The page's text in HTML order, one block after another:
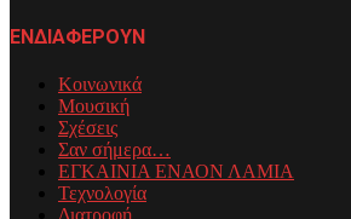
ΕΝΔΙΑΦΕΡΟΥΝ
Κοινωνικά
Μουσική
Σχέσεις
Σαν σήμερα…
ΕΓΚΑΙΝΙΑ ΕΝΑΟΝ ΛΑΜΙΑ
Τεχνολογία